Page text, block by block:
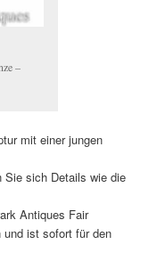
–
mit einer jungen
Sie sich Details wie die
Antiques Fair
und ist sofort für den